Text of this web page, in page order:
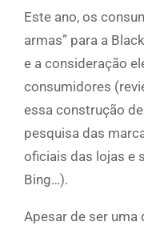
Este ano, os
armas” para a
e a consideração
consumidores
essa construção
pesquisa das
oficiais das lojas e
Bing…).
Apesar de ser uma